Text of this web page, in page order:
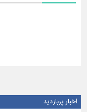
اخبار پربازدید